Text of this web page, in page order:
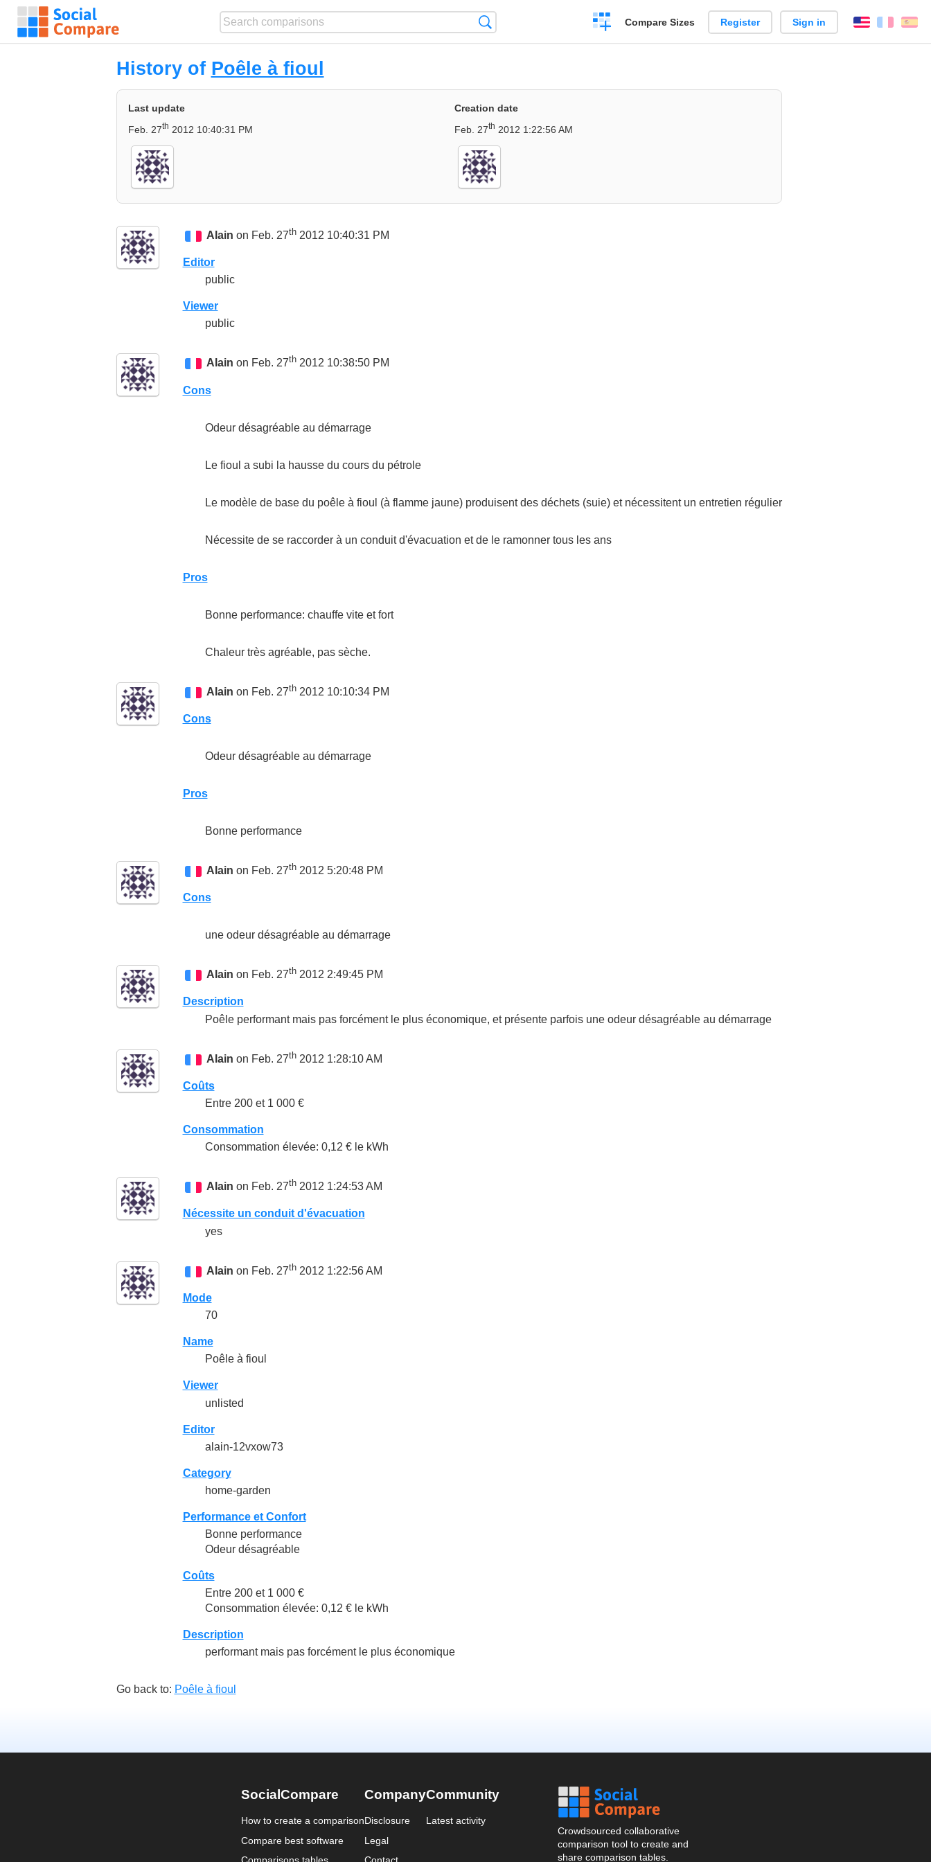
Create
a
Compare Sizes Register Sign in English
History of Poêle à fioul
Last update
Feb. 27th 2012 10:40:31 PM
Creation date
Feb. 27th 2012 1:22:56 AM
Alain on Feb. 27th2012 10:40:31 PM
Editor
public
Viewer
public
Alain on Feb. 27th2012 10:38:50 PM
Cons
Odeur désagréable au démarrage
Le fioul a subi la hausse du cours du pétrole
Le modèle de base du poêle à fioul (à flamme jaune) produisent des déchets (suie) et nécessitent un entretien régulier
Nécessite de se raccorder à un conduit d'évacuation et de le ramonner tous les ans
Pros
Bonne performance: chauffe vite et fort
Chaleur très agréable, pas sèche.
Alain on Feb. 27th2012 10:10:34 PM
Cons
Odeur désagréable au démarrage
Pros
Bonne performance
Alain on Feb. 27th2012 5:20:48 PM
Cons
une odeur désagréable au démarrage
Alain on Feb. 27th2012 2:49:45 PM
Description
Poêle performant mais pas forcément le plus économique, et présente parfois une odeur désagréable au démarrage
Alain on Feb. 27th2012 1:28:10 AM
Coûts
Entre 200 et 1 000 €
Consommation
Consommation élevée: 0,12 € le kWh
Alain on Feb. 27th2012 1:24:53 AM
Nécessite un conduit d'évacuation
yes
Alain on Feb. 27th2012 1:22:56 AM
Mode
70
Name
Poêle à fioul
Viewer
unlisted
Editor
alain-12vxow73
Category
home-garden
Performance et Confort
Bonne performance
Odeur désagréable
Coûts
Entre 200 et 1 000 €
Consommation élevée: 0,12 € le kWh
Description
performant mais pas forcément le plus économique
Go back to: Poêle à fioul
SocialCompare
How to create a comparison
Compare best software
Company
Disclosure
Legal
Community
Latest activity
Crowdsourced collaborative
comparison tool to create and
share comparison tables.